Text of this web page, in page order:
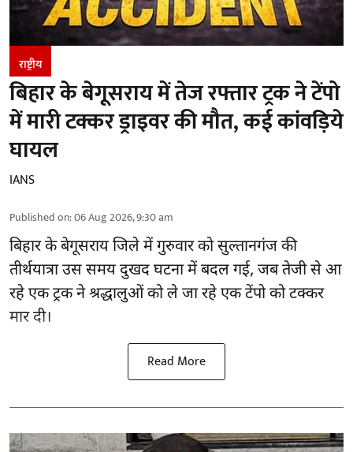
राष्ट्रीय
बिहार के बेगूसराय में तेज रफ्तार ट्रक ने टेंपो
में मारी टक्कर ड्राइवर की मौत, कई कांवड़िये
घायल
IANS
Published on:06 Aug 2026, 9:30 am
बिहारके बेगूसराय जिले में गुरुवार को सुल्तानगंज की
तीर्थयात्रा उस समय दुखद घटना में बदल गई, जब तेजी से आ
रहे एक ट्रक ने श्रद्धालुओं को ले जा रहे एक टेंपो को टक्कर
मार दी।
Read More